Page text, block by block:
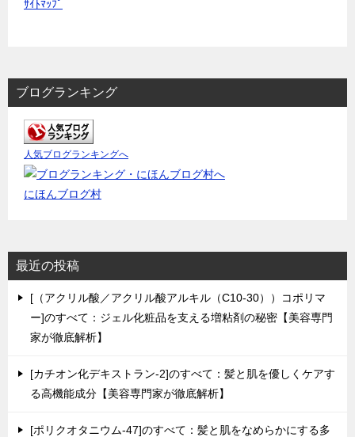
ｻｲﾄﾏｯﾌﾟ
ブログランキング
人気ブログランキングへ
にほんブログ村
最近の投稿
[（アクリル酸／アクリル酸アルキル（C10-30））コポリマ
ー]のすべて：ジェル化粧品を支える増粘剤の秘密【美容専門
家が徹底解析】
[カチオン化デキストラン-2]のすべて：髪と肌を優しくケアす
る高機能成分【美容専門家が徹底解析】
[ポリクオタニウム-47]のすべて：髪と肌をなめらかにする多